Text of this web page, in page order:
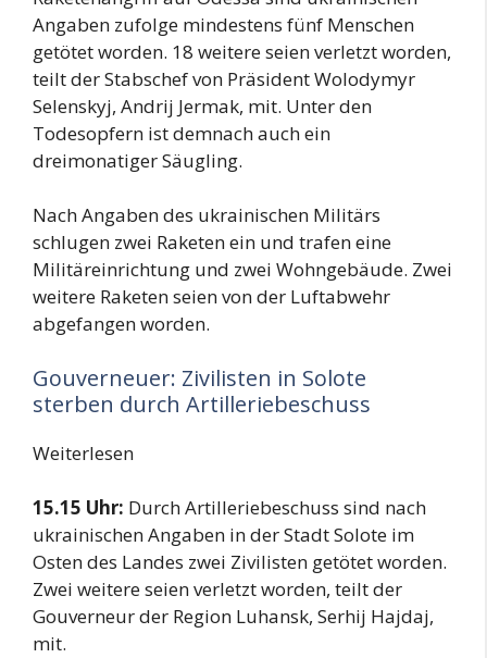
Angaben zufolge mindestens fünf Menschen
getötet worden. 18 weitere seien verletzt worden,
teilt der Stabschef von Präsident Wolodymyr
Selenskyj, Andrij Jermak, mit. Unter den
Todesopfern ist demnach auch ein
dreimonatiger Säugling.
Nach Angaben des ukrainischen Militärs
schlugen zwei Raketen ein und trafen eine
Militäreinrichtung und zwei Wohngebäude. Zwei
weitere Raketen seien von der Luftabwehr
abgefangen worden.
Gouverneuer: Zivilisten in Solote
sterben durch Artilleriebeschuss
Weiterlesen
15.15 Uhr: Durch Artilleriebeschuss sind nach
ukrainischen Angaben in der Stadt Solote im
Osten des Landes zwei Zivilisten getötet worden.
Zwei weitere seien verletzt worden, teilt der
Gouverneur der Region Luhansk, Serhij Hajdaj,
mit.